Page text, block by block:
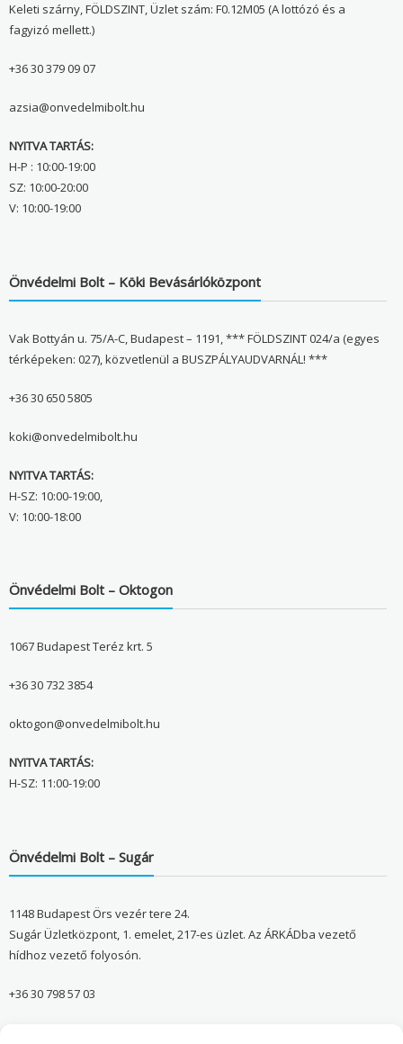
Keleti szárny, FÖLDSZINT, Üzlet szám: F0.12M05 (A lottózó és a
fagyizó mellett.)
+36 30 379 09 07
azsia@onvedelmibolt.hu
NYITVA TARTÁS:
H-P : 10:00-19:00
SZ: 10:00-20:00
V: 10:00-19:00
Önvédelmi Bolt – Köki Bevásárlóközpont
Vak Bottyán u. 75/A-C, Budapest – 1191, *** FÖLDSZINT 024/a (egyes
térképeken: 027), közvetlenül a BUSZPÁLYAUDVARNÁL! ***
+36 30 650 5805
koki@onvedelmibolt.hu
NYITVA TARTÁS:
H-SZ: 10:00-19:00,
V: 10:00-18:00
Önvédelmi Bolt – Oktogon
1067 Budapest Teréz krt. 5
+36 30 732 3854
oktogon@onvedelmibolt.hu
NYITVA TARTÁS:
H-SZ: 11:00-19:00
Önvédelmi Bolt – Sugár
1148 Budapest Örs vezér tere 24.
Sugár Üzletközpont, 1. emelet, 217-es üzlet. Az ÁRKÁDba vezető
hídhoz vezető folyosón.
+36 30 798 57 03